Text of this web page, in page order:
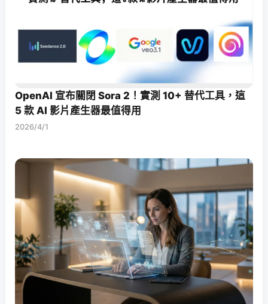
OpenAI 宣布關閉 Sora 2！實測 10+ 替代工具，這
5 款 AI 影片產生器最值得用
2026/4/1